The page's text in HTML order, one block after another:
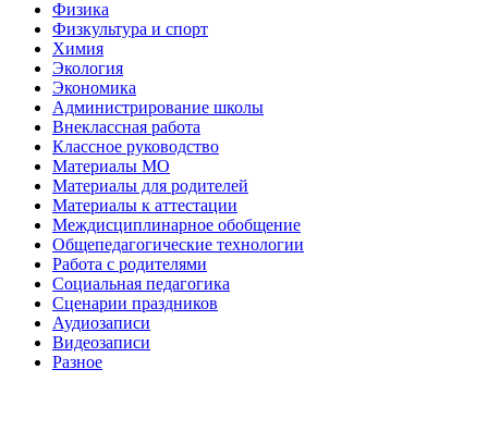
Физика
Физкультура и спорт
Химия
Экология
Экономика
Администрирование школы
Внеклассная работа
Классное руководство
Материалы МО
Материалы для родителей
Материалы к аттестации
Междисциплинарное обобщение
Общепедагогические технологии
Работа с родителями
Социальная педагогика
Сценарии праздников
Аудиозаписи
Видеозаписи
Разное